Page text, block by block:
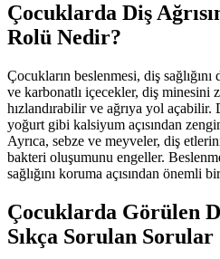
Çocuklarda Diş
Rolü Nedir?
Çocukların beslenmesi, diş
ve karbonatlı içecekler, diş minesini
hızlandırabilir ve ağrıya yol
yoğurt gibi kalsiyum açısından
Ayrıca, sebze ve meyveler, diş
bakteri oluşumunu engeller.
sağlığını koruma açısından önemli
Çocuklarda Görülen
Sıkça Sorulan Sorular